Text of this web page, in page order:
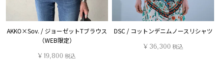
AKKO×Sov. / ジョーゼットTブラウス
（WEB限定）
¥ 19,800 税込
DSC / コットンデニムノースリシャツ
¥ 36,300 税込